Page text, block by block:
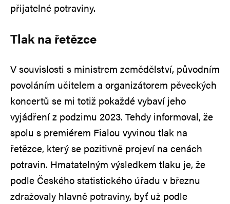
přijatelné potraviny.
Tlak na řetězce
V souvislosti s ministrem zemědělství, původním
povoláním učitelem a organizátorem pěveckých
koncertů se mi totiž pokaždé vybaví jeho
vyjádření z podzimu 2023. Tehdy informoval, že
spolu s premiérem Fialou vyvinou tlak na
řetězce, který se pozitivně projeví na cenách
potravin. Hmatatelným výsledkem tlaku je, že
podle Českého statistického úřadu v březnu
zdražovaly hlavně potraviny, byť už podle